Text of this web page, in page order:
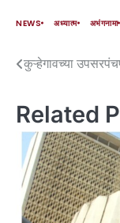
NEWS अध्यात्म अभंगनामा
कुऱ्हेगावच्या
Related